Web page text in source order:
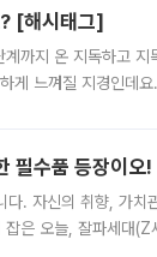
[해시태그]
계까지 온 지독하고
게 느껴질 지경인데
필수품 등장이오
다. 자신의 취향, 가
은 오늘, 잘파세대(Z